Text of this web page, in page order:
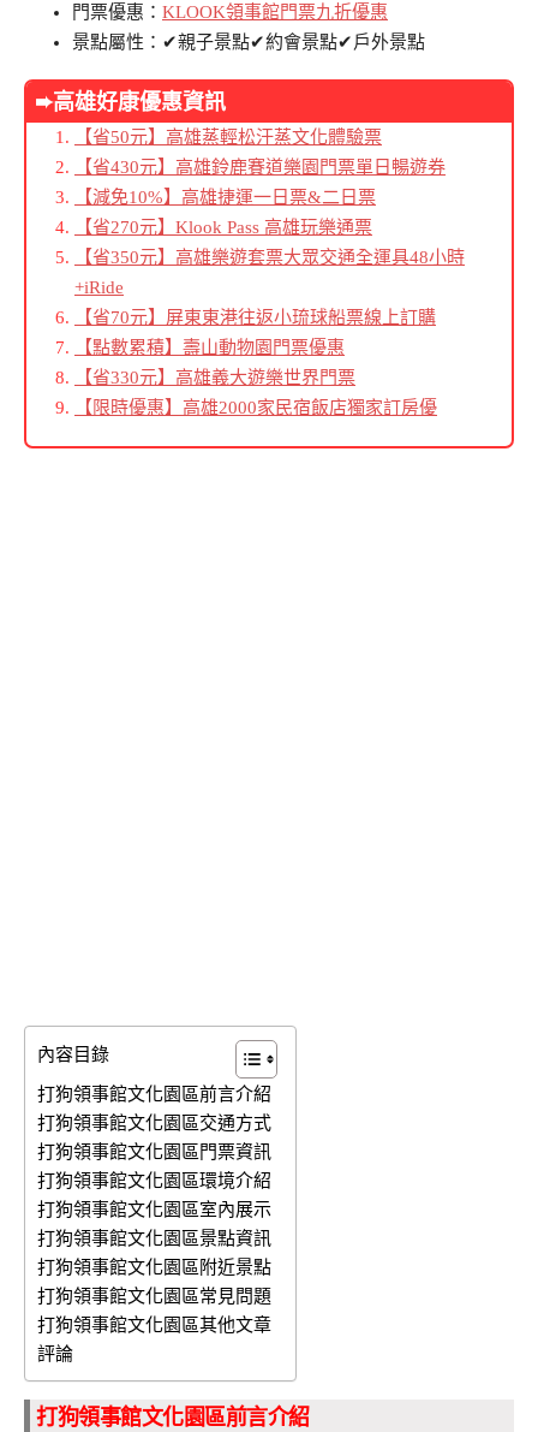
門票優惠： KLOOK領事館門票九折優惠
景點屬性：✔親子景點✔約會景點✔戶外景點
➨高雄好康優惠資訊
【省50元】高雄蒸輕松汗蒸文化體驗票
【省430元】高雄鈴鹿賽道樂園門票單日暢遊券
【減免10%】高雄捷運一日票&二日票
【省270元】Klook Pass 高雄玩樂通票
【省350元】高雄樂遊套票大眾交通全運具48小時
+iRide
【省70元】屏東東港往返小琉球船票線上訂購
【點數累積】壽山動物園門票優惠
【省330元】高雄義大遊樂世界門票
【限時優惠】高雄2000家民宿飯店獨家訂房優
內容目錄
打狗領事館文化園區前言介紹
打狗領事館文化園區交通方式
打狗領事館文化園區門票資訊
打狗領事館文化園區環境介紹
打狗領事館文化園區室內展示
打狗領事館文化園區景點資訊
打狗領事館文化園區附近景點
打狗領事館文化園區常見問題
打狗領事館文化園區其他文章
評論
打狗領事館文化園區前言介紹